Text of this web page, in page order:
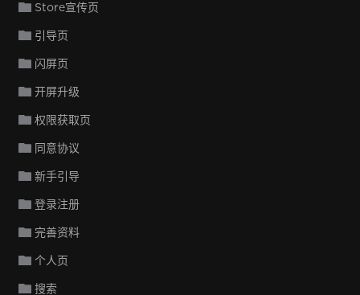
Store宣传页
引导页
闪屏页
开屏升级
权限获取页
同意协议
新手引导
登录注册
完善资料
个人页
搜索